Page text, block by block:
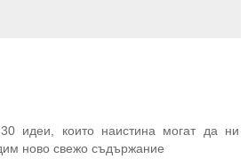
идеи, които наистина могат да ни
ново свежо съдържание